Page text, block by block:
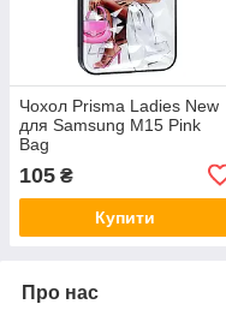
Чохол Prisma Ladies New
для Samsung M15 Pink
Bag
105 ₴
Купити
Про нас